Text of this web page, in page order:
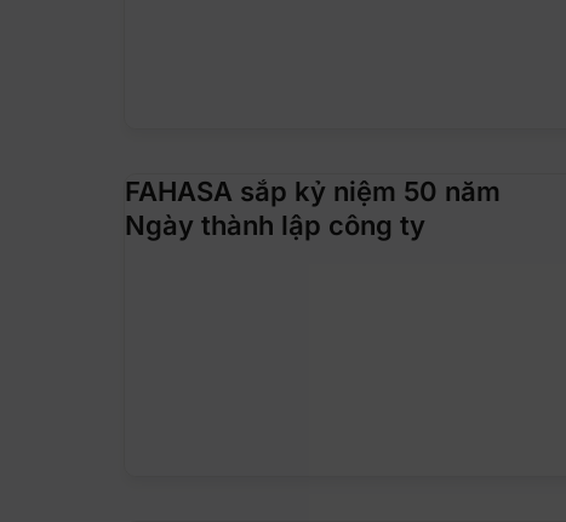
FAHASA sắp kỷ niệm 50 năm
Ngày thành lập công ty